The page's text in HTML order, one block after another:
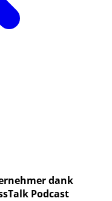
dank
Podcast